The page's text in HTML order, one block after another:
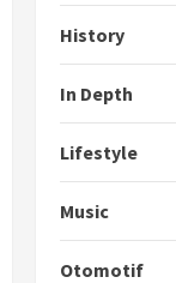
History
In Depth
Lifestyle
Music
Otomotif